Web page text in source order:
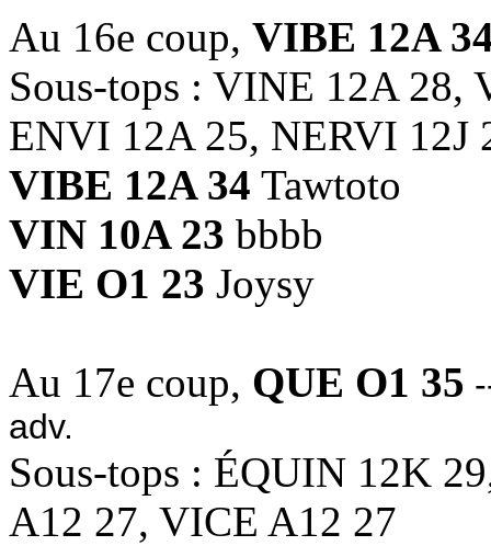
Au 16e coup, VIBE 12A
Sous-tops : VINE 12A
ENVI 12A 25, NERVI 12J
VIBE 12A 34 Tawtoto
VIN 10A 23 bbbb
VIE O1 23 Joysy
Au 17e coup, QUE O1 35
adv.
Sous-tops : ÉQUIN 12K
A12 27, VICE A12 27